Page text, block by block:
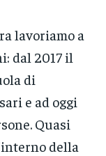
lavoriamo a
dal 2017 il
di
e ad oggi
Quasi
della